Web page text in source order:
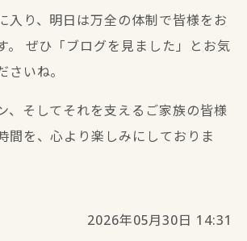
入り、明日は万全の体制で皆様をお
。 ぜひ「ブログを見ました」とお気
いね。
、そしてそれを支えるご家族の皆様
間を、心より楽しみにしておりま
2026年05月30日 14:31